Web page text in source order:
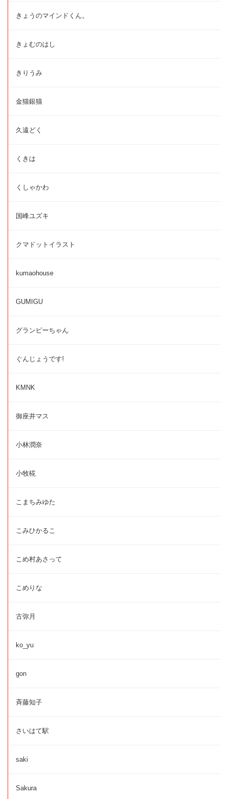
きょうのマインドくん。
きょむのはし
きりうみ
金猫銀猫
久遠どく
くきは
くしゃかわ
国峰ユズキ
クマドットイラスト
kumaohouse
GUMIGU
グランピーちゃん
ぐんじょうです!
KMNK
御座井マス
小林潤奈
小牧椛
こまちみゆた
こみひかるこ
こめ村あさって
こめりな
古弥月
ko_yu
gon
斉藤知子
さいはて駅
saki
Sakura